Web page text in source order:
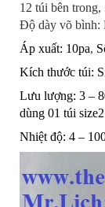
12 túi bên trong,
Độ dày võ bình:
Áp xuất: 10pa,
Kích thước túi:
Lưu lượng: 3 –
dùng 01 túi
Nhiệt độ: 4 –